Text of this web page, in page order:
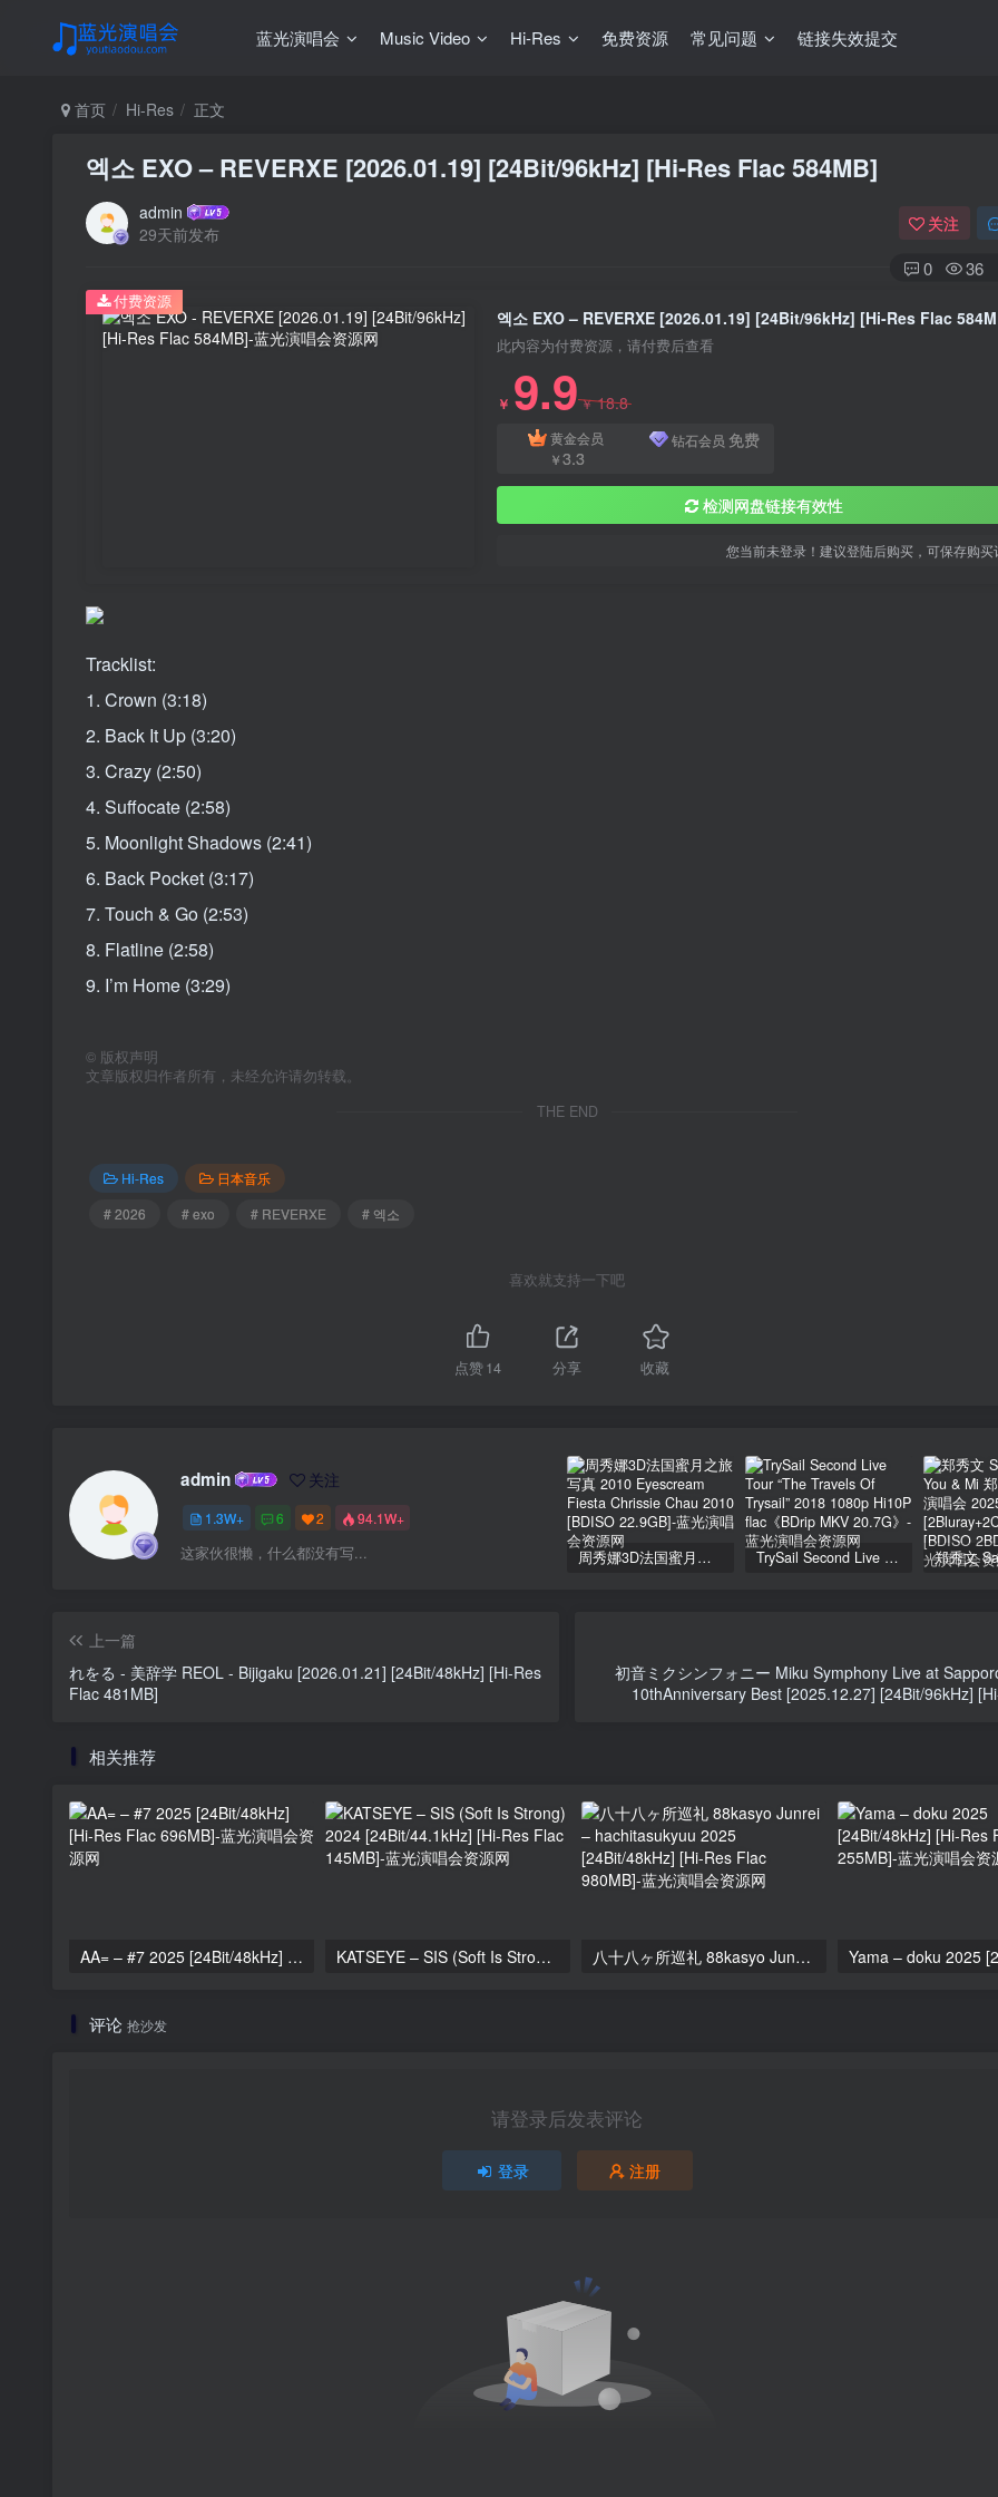
蓝光演唱会 Music Video Hi-Res 免费资源 常见问题 链接失效提交
首页 Hi-Res 正文
엑소 EXO – REVERXE [2026.01.19] [24Bit/96kHz] [Hi-Res Flac 584MB]
admin
29天前发布
关注
0 36
엑소 EXO – REVERXE [2026.01.19] [24Bit/96kHz] [Hi-Res Flac
此内容为付费资源，请付费后查看
￥ 9.9￥18.8
黄金会员
￥3.3
钻石会员 免费
检测网盘链接有效性
您当前未登录！建议登陆后购买，可保存购买
付费资源
Tracklist:
1. Crown (3:18)
2. Back It Up (3:20)
3. Crazy (2:50)
4. Suffocate (2:58)
5. Moonlight Shadows (2:41)
6. Back Pocket (3:17)
7. Touch & Go (2:53)
8. Flatline (2:58)
9. I’m Home (3:29)
© 版权声明
文章版权归作者所有，未经允许请勿转载。
THE END
Hi-Res
日本音乐
# 2026
# exo # REVERXE # 엑소
喜欢就支持一下吧
点赞14 分享 收藏
admin 关注
1.3W+ 6 2 94.1W+
这家伙很懒，什么都没有写... 周秀娜3D法国蜜月之旅写真 2010 Eyescream Fiesta Chrissie Chau 2010 [BDISO 22.9GB] TrySail Second Live Tour “The Travels Of Trysail” 2018 1080p Hi10P flac《BDrip MKV 20.7G》
上一篇
れをる - 美辞学 REOL - Bijigaku [2026.01.21] [24Bit/48kHz] [Hi-Res
Flac 481MB]
初音ミクシンフォニー Miku Symphony Live at
10thAnniversary Best [2025.12.27] [24Bit/96kHz]
相关推荐
AA= – #7 2025 [24Bit/48kHz] [Hi-Res Flac 696MB] KATSEYE – SIS (Soft Is Strong) 2024 [24Bit/44.1kHz] [Hi-Res Flac 145MB] 八十八ヶ所巡礼 88kasyo Junrei – hachitasukyuu 2025 [24Bit/48kHz] [Hi-Res Flac 980MB]
评论 抢沙发
请登录后发表评论
登录 注册